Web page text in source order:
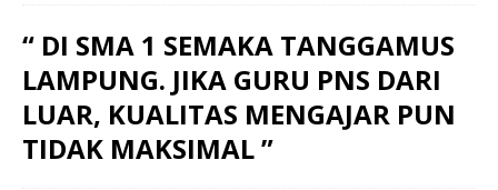
“ DI SMA 1 SEMAKA TANGGAMUS
LAMPUNG. JIKA GURU PNS DARI
LUAR, KUALITAS MENGAJAR PUN
TIDAK MAKSIMAL ”